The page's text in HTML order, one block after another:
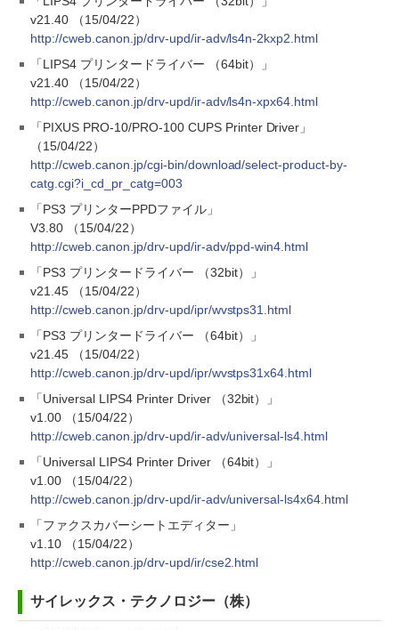
v21.40 （15/04/22）
http://cweb.canon.jp/drv-upd/ir-adv/ls4n-2kxp2.html
「LIPS4 プリンタードライバー （64bit）」
v21.40 （15/04/22）
http://cweb.canon.jp/drv-upd/ir-adv/ls4n-xpx64.html
「PIXUS PRO-10/PRO-100 CUPS Printer Driver」
（15/04/22）
http://cweb.canon.jp/cgi-bin/download/select-product-by-
catg.cgi?i_cd_pr_catg=003
「PS3 プリンターPPDファイル」
V3.80 （15/04/22）
http://cweb.canon.jp/drv-upd/ir-adv/ppd-win4.html
「PS3 プリンタードライバー （32bit）」
v21.45 （15/04/22）
http://cweb.canon.jp/drv-upd/ipr/wvstps31.html
「PS3 プリンタードライバー （64bit）」
v21.45 （15/04/22）
http://cweb.canon.jp/drv-upd/ipr/wvstps31x64.html
「Universal LIPS4 Printer Driver （32bit）」
v1.00 （15/04/22）
http://cweb.canon.jp/drv-upd/ir-adv/universal-ls4.html
「Universal LIPS4 Printer Driver （64bit）」
v1.00 （15/04/22）
http://cweb.canon.jp/drv-upd/ir-adv/universal-ls4x64.html
「ファクスカバーシートエディター」
v1.10 （15/04/22）
http://cweb.canon.jp/drv-upd/ir/cse2.html
サイレックス・テクノロジー（株）